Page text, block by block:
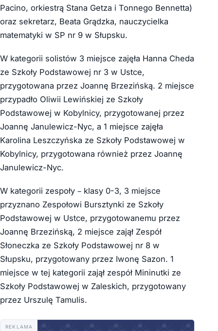
Pacino, orkiestrą Stana Getza i Tonnego Bennetta)
oraz sekretarz, Beata Grądzka, nauczycielka
matematyki w SP nr 9 w Słupsku.
W kategorii solistów 3 miejsce zajęła Hanna Cheda
ze Szkoły Podstawowej nr 3 w Ustce,
przygotowana przez Joannę Brzezińską. 2 miejsce
przypadło Oliwii Lewińskiej ze Szkoły
Podstawowej w Kobylnicy, przygotowanej przez
Joannę Janulewicz-Nyc, a 1 miejsce zajęła
Karolina Leszczyńska ze Szkoły Podstawowej w
Kobylnicy, przygotowana również przez Joannę
Janulewicz-Nyc.
W kategorii zespoły – klasy 0-3, 3 miejsce
przyznano Zespołowi Bursztynki ze Szkoły
Podstawowej w Ustce, przygotowanemu przez
Joannę Brzezińską, 2 miejsce zajął Zespół
Słoneczka ze Szkoły Podstawowej nr 8 w
Słupsku, przygotowany przez Iwonę Sazon. 1
miejsce w tej kategorii zajął zespół Mininutki ze
Szkoły Podstawowej w Zaleskich, przygotowany
przez Urszulę Tamulis.
REKLAMA